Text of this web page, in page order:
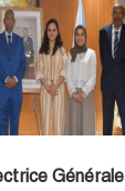
Générale